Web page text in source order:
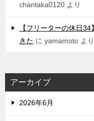
chantaka0120 より
【フリーターの休日
きた に yamamoto より
アーカイブ
2026年6月